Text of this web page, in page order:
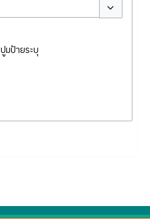
สลับตัวเลือก
ปูมป้ายระบุ